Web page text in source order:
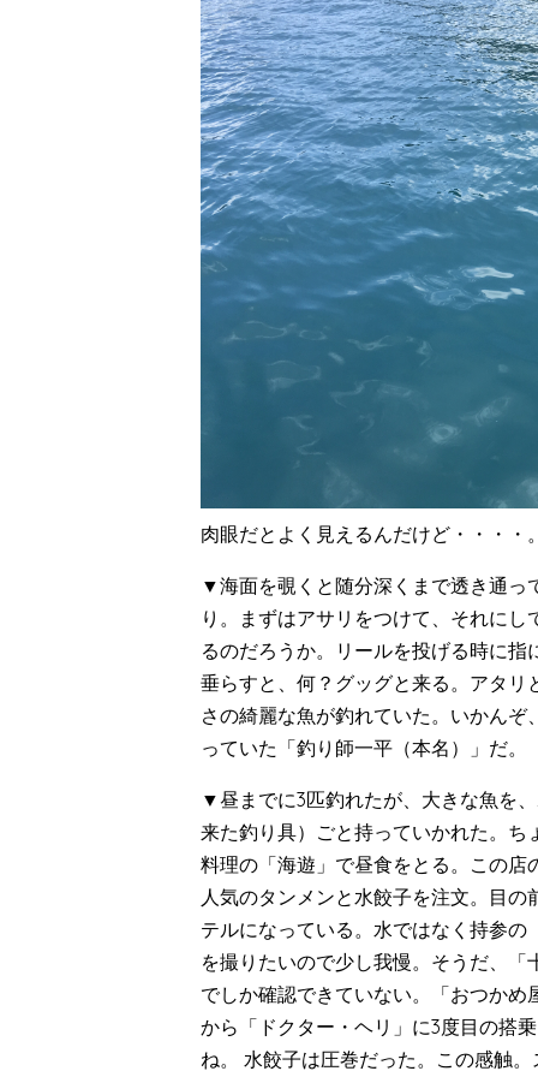
肉眼だとよく見えるんだけど・・・・
▼海面を覗くと随分深くまで透き通っ
り。まずはアサリをつけて、それに
るのだろうか。リールを投げる時に
垂らすと、何？グッグと来る。アタ
さの綺麗な魚が釣れていた。いかん
っていた「釣り師一平（本名）」だ。
▼昼までに3匹釣れたが、大きな魚を
来た釣り具）ごと持っていかれた。
料理の「海遊」で昼食をとる。この
人気のタンメンと水餃子を注文。目
テルになっている。水ではなく持参
を撮りたいので少し我慢。そうだ、
でしか確認できていない。「おつか
から「ドクター・ヘリ」に3度目の搭
ね。 水餃子は圧巻だった。この感触